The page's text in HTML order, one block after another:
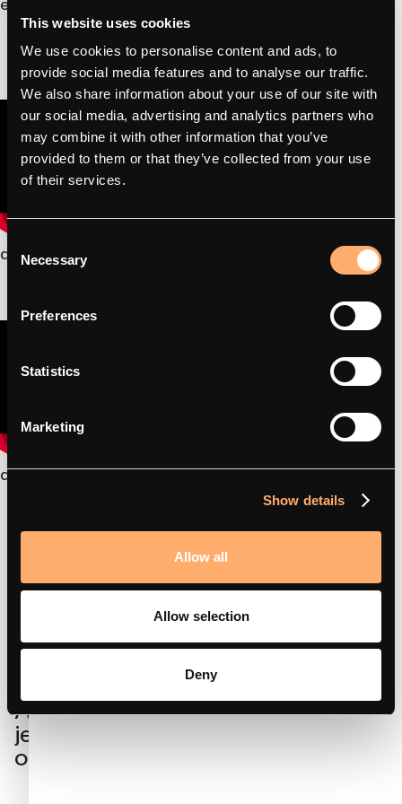
This website uses cookies
We use cookies to personalise content and ads, to
provide social media features and to analyse our traffic.
We also share information about your use of our site with
our social media, advertising and analytics partners who
may combine it with other information that you’ve
provided to them or that they’ve collected from your use
of their services.
Selection
Necessary
Preferences
Statistics
Marketing
Show details
Allow all
Allow selection
Deny
amina S - Hoe te installeren
amina 1 - Hoe te installeren
Abonneer je op de nieuwsbrief die
je het laatste inzicht geeft in het
opladen van EVs.